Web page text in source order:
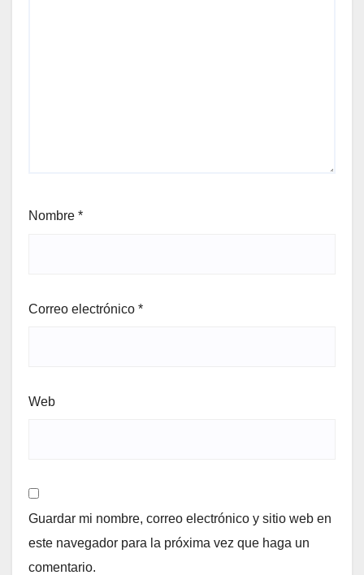
Nombre *
Correo electrónico *
Web
Guardar mi nombre, correo electrónico y sitio web en
este navegador para la próxima vez que haga un
comentario.